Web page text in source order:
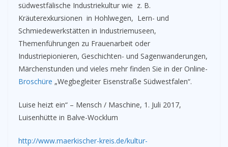
südwestfälische Industriekultur wie z. B.
Kräuterexkursionen in Hohlwegen, Lern- und
Schmiedewerkstätten in Industriemuseen,
Themenführungen zu Frauenarbeit oder
Industriepionieren, Geschichten- und Sagenwanderungen,
Märchenstunden und vieles mehr finden Sie in der Online-
Broschüre „Wegbegleiter Eisenstraße Südwestfalen“.
Luise heizt ein“ – Mensch / Maschine, 1. Juli 2017,
Luisenhütte in Balve-Wocklum
http://www.maerkischer-kreis.de/kultur-